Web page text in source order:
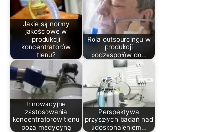
Jakie są normy
jakościowe w
produkcji
koncentratorów
tlenu?
Rola outsourcingu w
produkcji
podzespołów do…
Innowacyjne
zastosowania
koncentratorów tlenu
poza medycyną
Perspektywa
przyszłych badań nad
udoskonaleniem…